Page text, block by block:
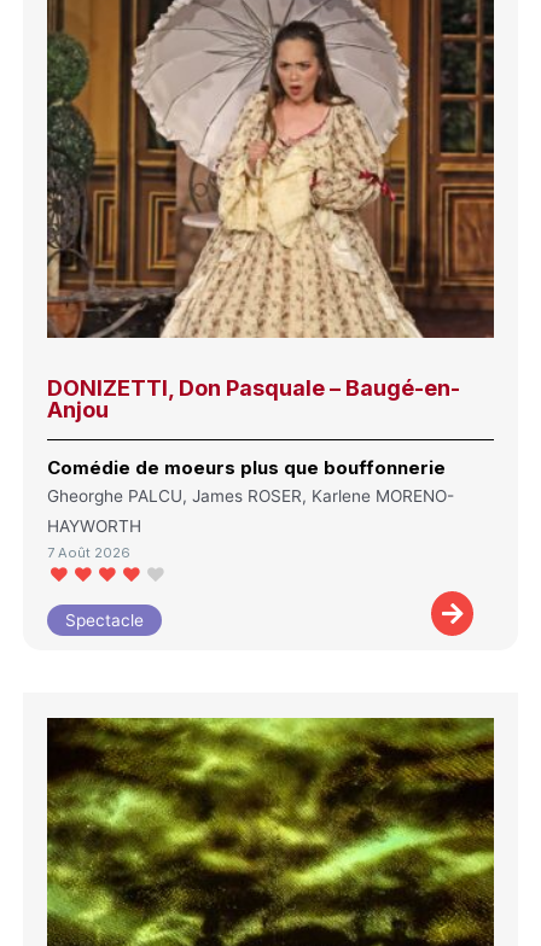
DONIZETTI, Don Pasquale – Baugé-en-
Anjou
Comédie de moeurs plus que bouffonnerie
Gheorghe PALCU, James ROSER, Karlene MORENO-
HAYWORTH
7 Août 2026
Spectacle